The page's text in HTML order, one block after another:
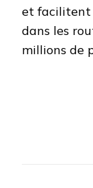
et facilitent
dans les
millions de